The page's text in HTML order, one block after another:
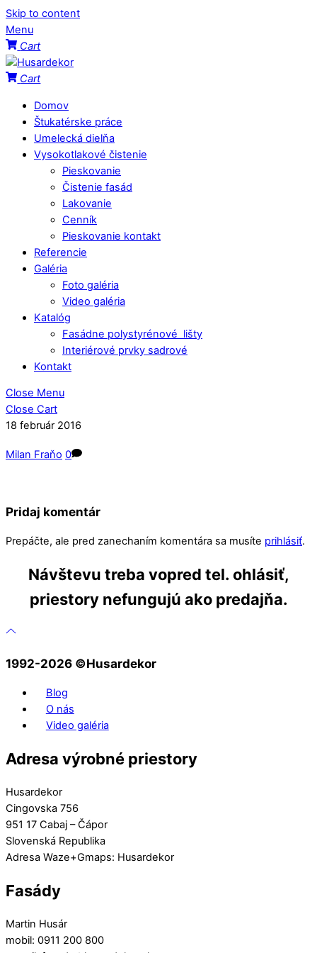
Skip to content
Menu
Cart
Cart
Domov
Štukatérske práce
Umelecká dielňa
Vysokotlakové čistenie
Pieskovanie
Čistenie fasád
Lakovanie
Cenník
Pieskovanie kontakt
Referencie
Galéria
Foto galéria
Video galéria
Katalóg
Fasádne polystyrénové lišty
Interiérové prvky sadrové
Kontakt
Close Menu
Close Cart
18 február 2016
Milan Fraňo 0
Pridaj komentár
Prepáčte, ale pred zanechaním komentára sa musíte prihlásiť.
Návštevu treba vopred tel. ohlásiť,
priestory nefungujú ako predajňa.
1992-2026 ©️Husardekor
Blog
O nás
Video galéria
Adresa výrobné priestory
Husardekor
Cingovska 756
951 17 Cabaj – Čápor
Slovenská Republika
Adresa Waze+Gmaps: Husardekor
Fasády
Martin Husár
mobil: 0911 200 800